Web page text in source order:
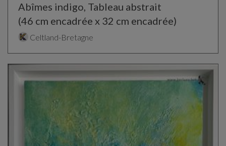
Abîmes indigo, Tableau abstrait
(46 cm encadrée x 32 cm encadrée)
Celtland-Bretagne